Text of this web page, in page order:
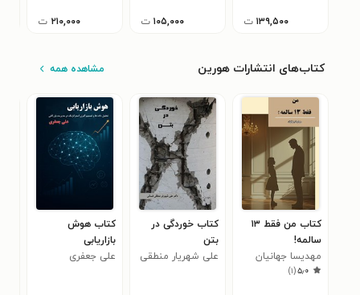
۱۳۹,۵۰۰ ت ۱۰۵,۰۰۰ ت ۲۱۰,۰۰۰ ت
کتاب‌های انتشارات هورین مشاهده همه
کتاب من فقط ۱۳
سالمه!
مهدیسا جهانیان
۵٫۰(۱)
کتاب خوردگی در
بتن
علی شهریار منطقی
کتاب هوش
بازاریابی
علی جعفری